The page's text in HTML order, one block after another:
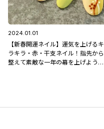
2024.01.01
【新春開運ネイル】運気を上げるキ
ラキラ・赤・干支ネイル！指先から
整えて素敵な一年の幕を上げよう♪